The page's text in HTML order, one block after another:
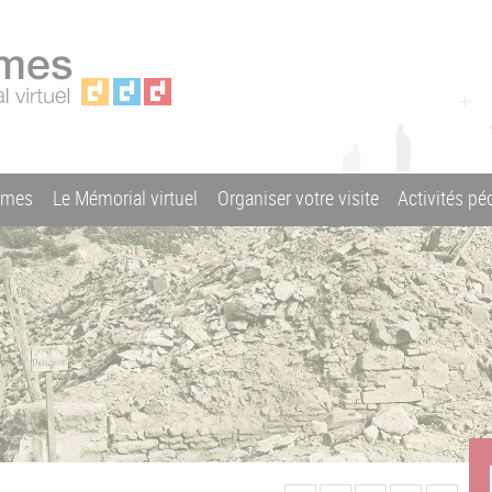
Le Mémorial virtuel Organiser votre visite Activités